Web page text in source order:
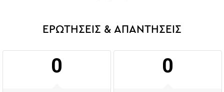
ΕΡΩΤΗΣΕΙΣ & ΑΠΑΝΤΗΣΕΙΣ
0 0